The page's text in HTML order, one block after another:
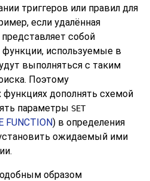
триггеров или правил для
если удалённая
собой
используемые в
выполняться с таким
Поэтому
дополнять схемой
параметры SET
FUNCTION) в определения
ожидаемый ими
образом